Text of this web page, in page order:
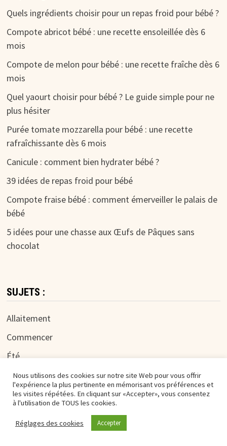
Quels ingrédients choisir pour un repas froid pour bébé ?
Compote abricot bébé : une recette ensoleillée dès 6
mois
Compote de melon pour bébé : une recette fraîche dès 6
mois
Quel yaourt choisir pour bébé ? Le guide simple pour ne
plus hésiter
Purée tomate mozzarella pour bébé : une recette
rafraîchissante dès 6 mois
Canicule : comment bien hydrater bébé ?
39 idées de repas froid pour bébé
Compote fraise bébé : comment émerveiller le palais de
bébé
5 idées pour une chasse aux Œufs de Pâques sans
chocolat
SUJETS :
Allaitement
Commencer
Été
Finger Food (DME)
Hiver
Recettes
Nous utilisons des cookies sur notre site Web pour vous offrir
l'expérience la plus pertinente en mémorisant vos préférences et
les visites répétées. En cliquant sur «Accepter», vous consentez
à l'utilisation de TOUS les cookies.
Réglages des cookies Accepter